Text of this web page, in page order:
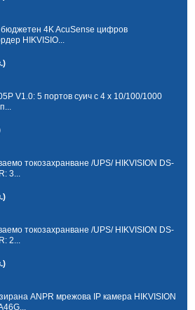
4K AcuSense цифров
HIKVISIO...
V1.0: 5 портов суич с 4 x 10/100/1000
токозахранване /UPS/ HIKVISION DS-
3...
токозахранване /UPS/ HIKVISION DS-
2...
ANPR мрежова IP камера HIKVISION